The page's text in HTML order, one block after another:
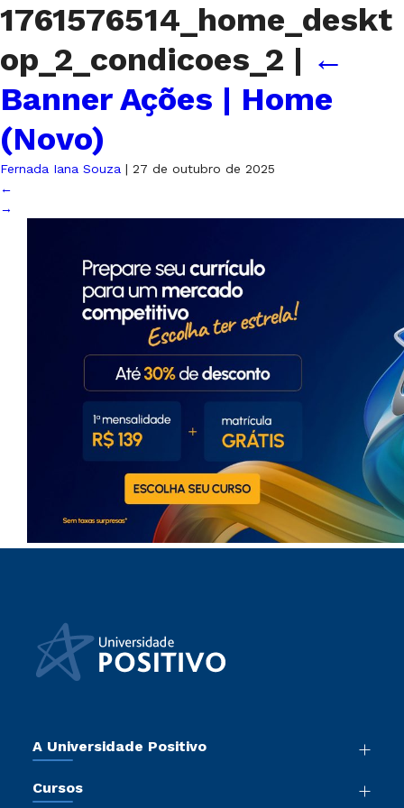
1761576514_home_deskt
op_2_condicoes_2 | ←
Banner Ações | Home
(Novo)
Fernada Iana Souza | 27 de outubro de 2025
←
→
A Universidade Positivo
Sala de Imprensa
Cursos